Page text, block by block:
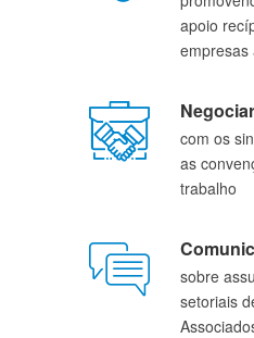
apoio
empresas
com os
as
trabalho
sobre
setoriais